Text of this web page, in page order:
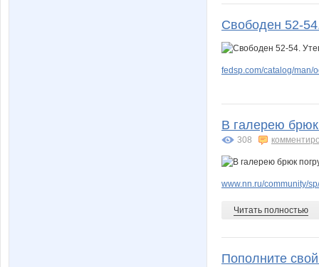
Свободен 52-
fedsp.com/catalog/man/
В галерею
308
www.nn.ru/community/
Читать полностью
Пополните